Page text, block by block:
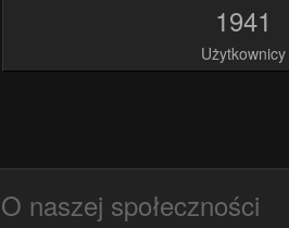
1941
Użytkownicy
O naszej społeczności